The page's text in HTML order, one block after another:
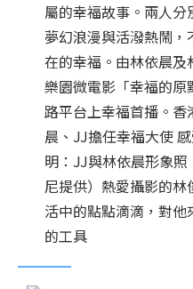
屬的幸福故事。兩人
夢幻浪漫與活潑熱鬧
在的幸福。由林依晨
樂園微電影「幸福的
路平台上幸福首播。
晨、JJ擔任幸福大使
明：JJ與林依晨形象
尼提供）熱愛攝影的
活中的點點滴滴，對
的工具